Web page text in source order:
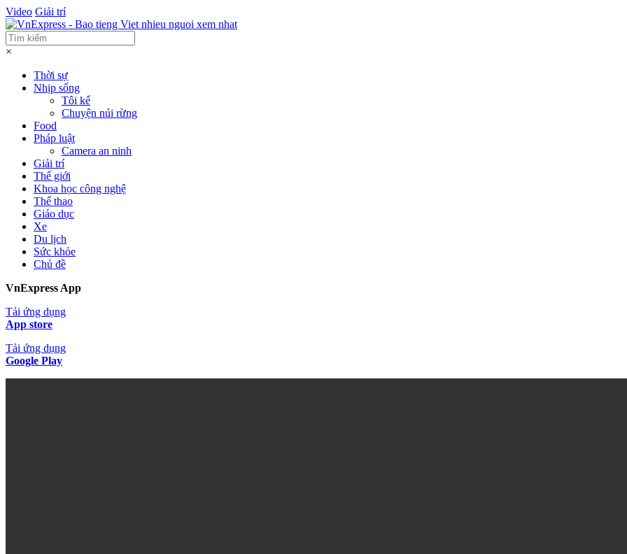
Video Giải trí
×
Thời sự
Nhịp sống
Tôi kể
Chuyện núi rừng
Food
Pháp luật
Camera an ninh
Giải trí
Thế giới
Khoa học công nghệ
Thể thao
Giáo dục
Xe
Du lịch
Sức khỏe
Chủ đề
VnExpress App
Tải ứng dụng
App store
Tải ứng dụng
Google Play